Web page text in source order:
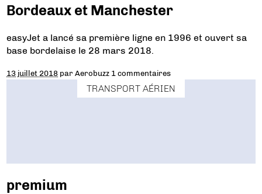
Bordeaux et Manchester
easyJet a lancé sa première ligne en 1996 et ouvert sa
base bordelaise le 28 mars 2018.
13 juillet 2018 parAerobuzz 1 commentaires
TRANSPORT AÉRIEN
premium